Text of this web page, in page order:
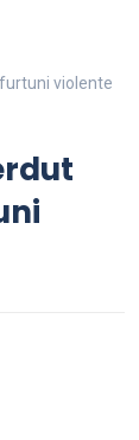
violente